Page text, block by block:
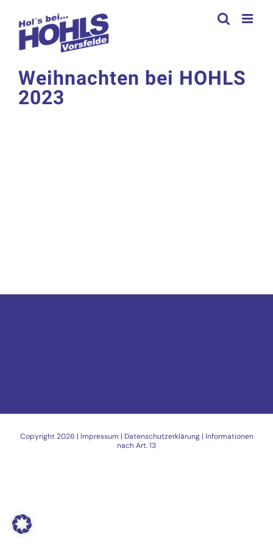
Inhalt
springen
Weihnachten bei HOHLS
2023
Copyright2026 | Impressum | Datenschutzerklärung| Informationen
nach Art. 13